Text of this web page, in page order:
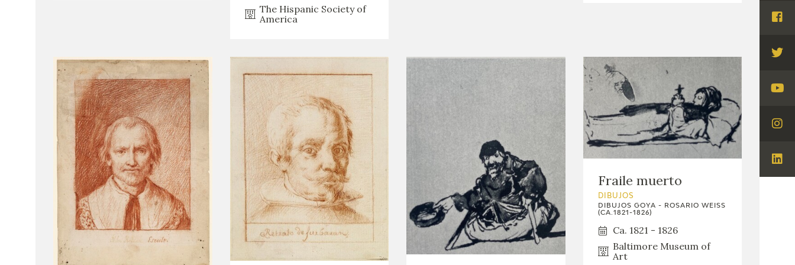
The Hispanic Society of
America
Fraile muerto
DIBUJOS
DIBUJOS GOYA - ROSARIO WEISS
(CA.1821-1826)
Ca. 1821 - 1826
Baltimore Museum of
Art